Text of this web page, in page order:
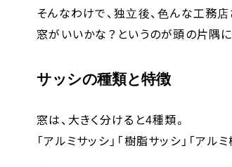
そんなわけで、独立後、色んな工務
窓がいいかな？というのが頭の片隅に
サッシの種類と特徴
窓は、大きく分けると4種類。
「アルミサッシ」「樹脂サッシ」「アル